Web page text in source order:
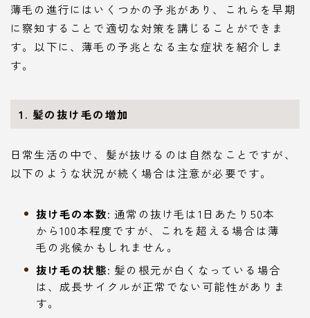
薄毛の進行にはいくつかの予兆があり、これらを早期
に察知することで適切な対策を講じることができま
す。以下に、薄毛の予兆となる主な症状を紹介しま
す。
1. 髪の抜け毛の増加
日常生活の中で、髪が抜けるのは自然なことですが、
以下のような状況が続く場合は注意が必要です。
抜け毛の本数: 通常の抜け毛は1日あたり50本
から100本程度ですが、これを超える場合は薄
毛の兆候かもしれません。
抜け毛の状態: 髪の根元が白くなっている場合
は、成長サイクルが正常でない可能性がありま
す。